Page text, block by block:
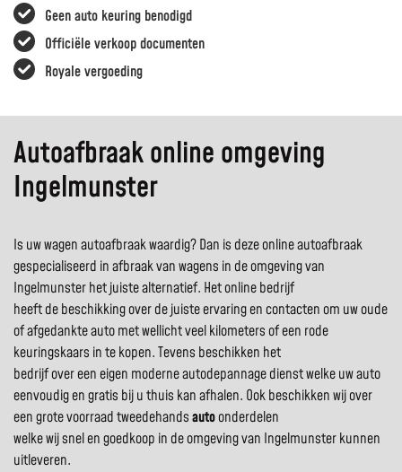
Geen auto keuring benodigd
Officiële verkoop documenten
Royale vergoeding
Autoafbraak online omgeving
Ingelmunster
Is uw wagen autoafbraak waardig? Dan is deze online autoafbraak
gespecialiseerd in afbraak van wagens in de omgeving van
Ingelmunster het juiste alternatief. Het online bedrijf
heeft de beschikking over de juiste ervaring en contacten om uw oude
of afgedankte auto met wellicht veel kilometers of een rode
keuringskaars in te kopen. Tevens beschikken het
bedrijf over een eigen moderne autodepannage dienst welke uw auto
eenvoudig en gratis bij u thuis kan afhalen. Ook beschikken wij over
een grote voorraad tweedehandsautoonderdelen
welke wij snel en goedkoop in de omgeving van Ingelmunster kunnen
uitleveren.